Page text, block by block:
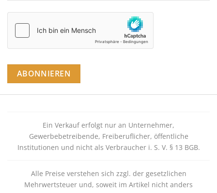
Ein Verkauf erfolgt nur an Unternehmer,
Gewerbebetreibende, Freiberuflicher, öffentliche
Institutionen und nicht als Verbraucher i. S. V. § 13 BGB.
Alle Preise verstehen sich zzgl. der gesetzlichen
Mehrwertsteuer und, soweit im Artikel nicht anders